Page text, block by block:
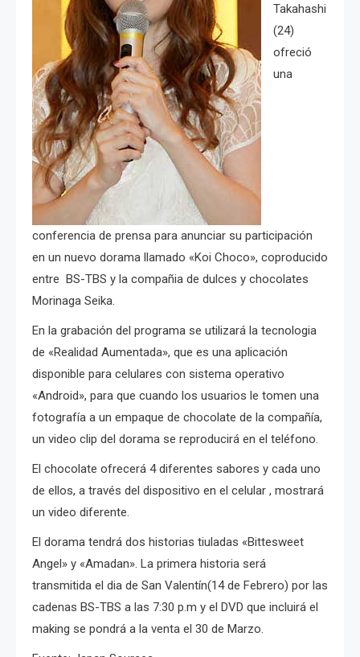
Takahashi
(24)
ofreció
una
conferencia de prensa para anunciar su participación
en un nuevo dorama llamado «Koi Choco», coproducido
entre BS-TBS y la compañia de dulces y chocolates
Morinaga Seika.
En la grabación del programa se utilizará la tecnologia
de «Realidad Aumentada», que es una aplicación
disponible para celulares con sistema operativo
«Android», para que cuando los usuarios le tomen una
fotografía a un empaque de chocolate de la compañía,
un video clip del dorama se reproducirá en el teléfono.
El chocolate ofrecerá 4 diferentes sabores y cada uno
de ellos, a través del dispositivo en el celular , mostrará
un video diferente.
El dorama tendrá dos historias tiuladas «Bittesweet
Angel» y «Amadan». La primera historia será
transmitida el dia de San Valentín(14 de Febrero) por las
cadenas BS-TBS a las 7:30 p.m y el DVD que incluirá el
making se pondrá a la venta el 30 de Marzo.